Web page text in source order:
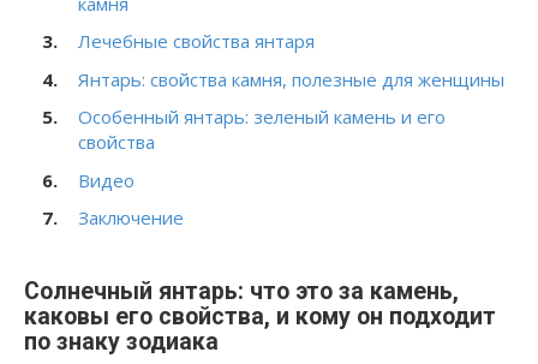
Лечебные свойства янтаря
Янтарь: свойства камня, полезные для женщины
Особенный янтарь: зеленый камень и его
свойства
Видео
Заключение
Солнечный янтарь: что это за камень,
каковы его свойства, и кому он подходит
по знаку зодиака